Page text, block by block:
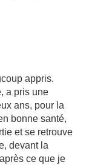
appris.
a pris une
ans, pour la
bonne santé,
et se retrouve
devant la
ce que je